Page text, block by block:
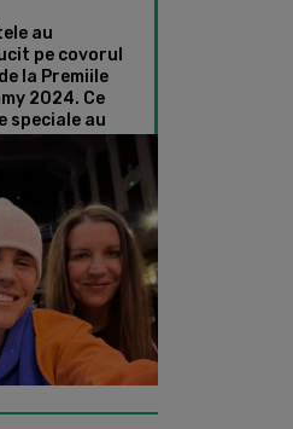
au
pe covorul
la Premiile
2024. Ce
speciale au
trailer pentru „Berlin” este